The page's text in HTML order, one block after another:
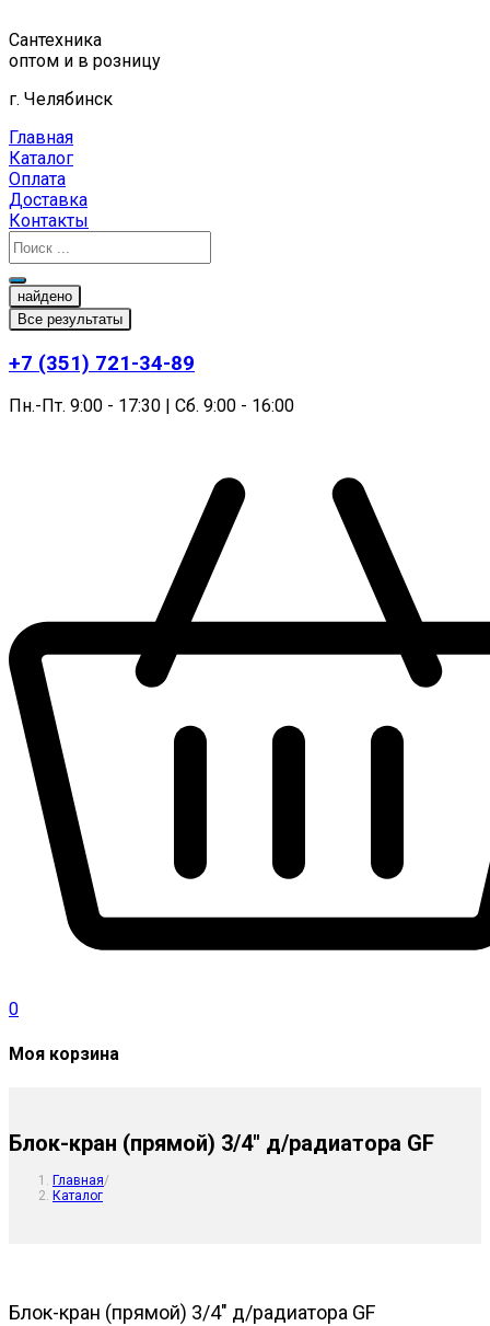
к
содержимому
Сантехника
оптом и в розницу
г. Челябинск
Главная
Каталог
Оплата
Доставка
Контакты
найдено
Все результаты
+7 (351) 721-34-89
Пн.-Пт. 9:00 - 17:30 | Сб. 9:00 - 16:00
0
Моя корзина
Блок-кран (прямой) 3/4″ д/радиатора GF
Главная/
Каталог
Блок-кран (прямой) 3/4″ д/радиатора GF